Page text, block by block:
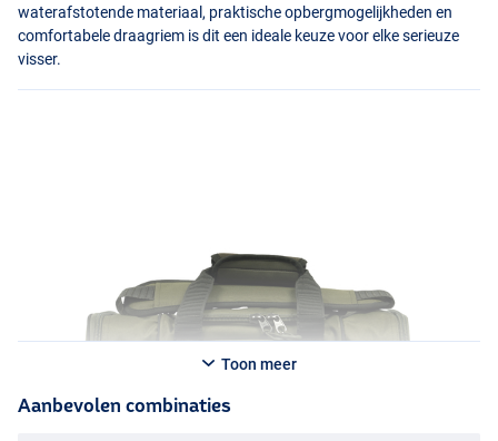
waterafstotende materiaal, praktische opbergmogelijkheden en
comfortabele draagriem is dit een ideale keuze voor elke serieuze
visser.
Toon meer
Aanbevolen combinaties